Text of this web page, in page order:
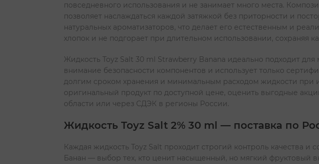
повседневного использования и не занимает много места.
позволяет наслаждаться каждой затяжкой без приторности и
натуральных ароматизаторов, что делает его естественным и
хлопок и не подгорает при длительном использовании, сохраняя
Жидкость Toyz Salt 30 ml Strawberry Banana идеально подходит
внимание безопасности компонентов и использует только
долгим сроком хранения и минимальным расходом жидкости
оригинальный продукт по доступной цене, оценить выгодные
области или через СДЭК в регионы России.
Жидкость Toyz Salt 2% 30 ml — поставка по
Каждая жидкость Toyz Salt проходит строгий контроль качества и
Банан — выбор тех, кто ценит насыщенный, но мягкий фруктовый